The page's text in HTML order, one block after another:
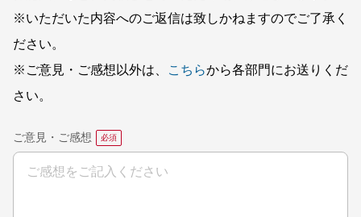
※いただいた内容へのご返信は致しかねますのでご了承く
ださい。
※ご意見・ご感想以外は、
こちらから各部門にお送りくだ
さい。
ご意見・ご感想